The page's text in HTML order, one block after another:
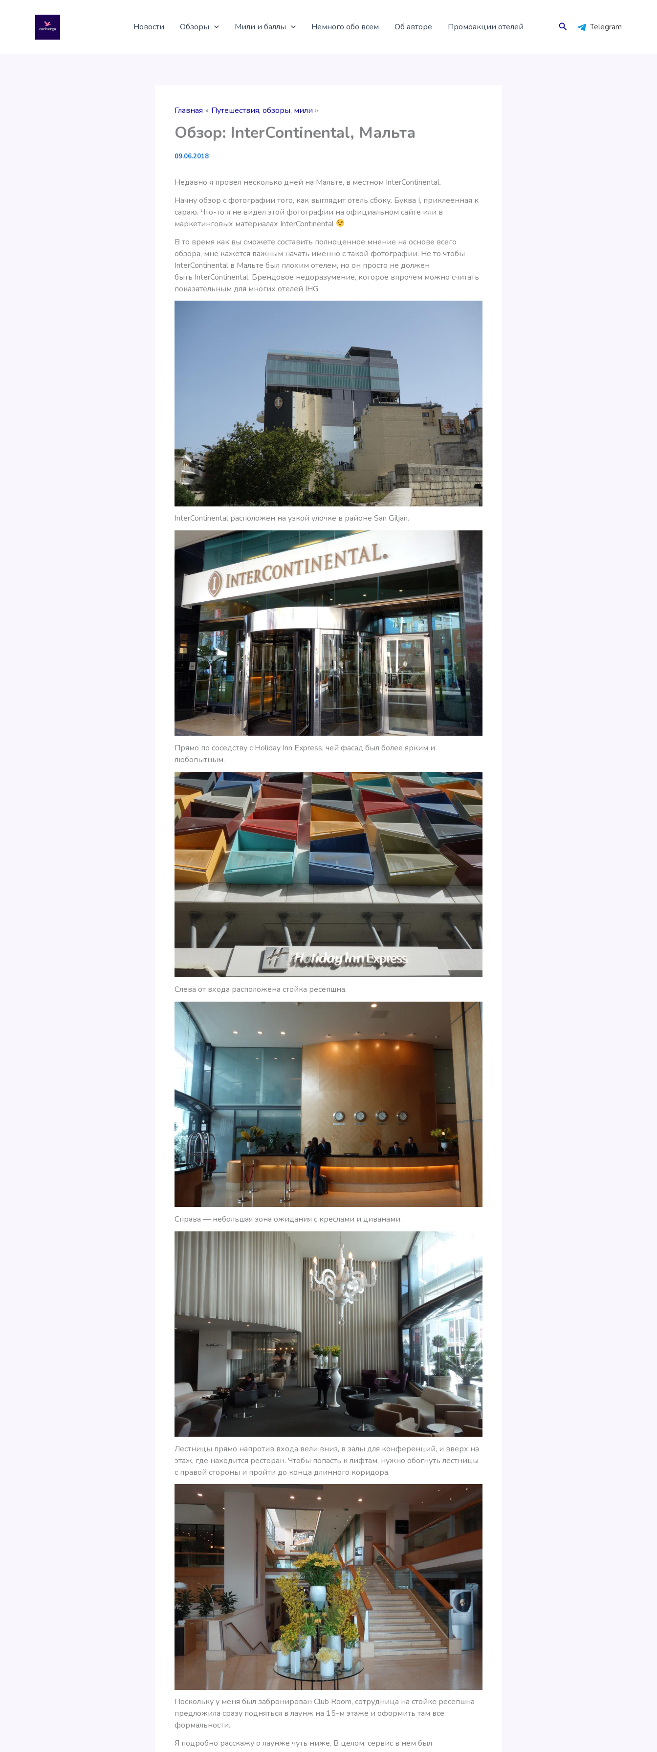
содержимому
Новости Обзоры Мили и баллы Немного обо всем Об авторе Промоакции отелей Поиск Telegram
Главная Путешествия, обзоры, мили
Обзор: InterContinental, Мальта
09.06.2018
Недавно я провел несколько дней на Мальте, в местном InterContinental.
Начну обзор с фотографии того, как выглядит отель сбоку. Буква I, приклеенная к
сараю. Что-то я не видел этой фотографии на официальном сайте или в
маркетинговых материалах InterContinental
В то время как вы сможете составить полноценное мнение на основе всего
обзора, мне кажется важным начать именно с такой фотографии. Не то чтобы
InterContinental в Мальте был плохим отелем, но он просто не должен
быть InterContinental. Брендовое недоразумение, которое впрочем можно считать
показательным для многих отелей IHG.
InterContinental расположен на узкой улочке в районе San Ġiljan.
Прямо по соседству с Holiday Inn Express, чей фасад был более ярким и
любопытным.
Слева от входа расположена стойка ресепшна.
Справа — небольшая зона ожидания с креслами и диванами.
Лестницы прямо напротив входа вели вниз, в залы для конференций, и вверх на
этаж, где находится ресторан. Чтобы попасть к лифтам, нужно обогнуть лестницы
с правой стороны и пройти до конца длинного коридора.
Поскольку у меня был забронирован Club Room, сотрудница на стойке ресепшна
предложила сразу подняться в лаунж на 15-м этаже и оформить там все
формальности.
Я подробно расскажу о лаунже чуть ниже. В целом, сервис в нем был